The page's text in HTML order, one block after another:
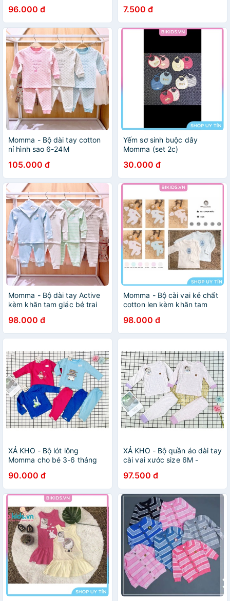
96.000 đ 7.500 đ
Momma - Bộ dài tay cotton
nỉ hình sao 6-24M
105.000 đ
Yếm sơ sinh buộc dây
Momma (set 2c)
30.000 đ
Momma - Bộ dài tay Active
kèm khăn tam giác bé trai
98.000 đ
Momma - Bộ cài vai kẻ chất
cotton len kèm khăn tam
98.000 đ
XẢ KHO - Bộ lót lông
Momma cho bé 3-6 tháng
90.000 đ
XẢ KHO - Bộ quần áo dài tay
cài vai xước size 6M -
97.500 đ